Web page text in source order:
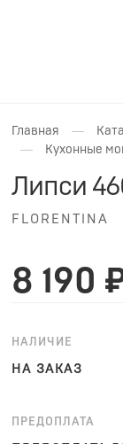
Главная —
— Кухонные
Липси
FLORENTINA
8 190
НАЛИЧИЕ
НА ЗАКАЗ
ПРЕДОПЛАТА